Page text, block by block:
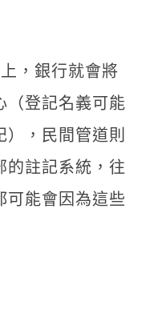
，銀行就會將
（登記名義可能
，民間管道則
的註記系統，往
可能會因為這些